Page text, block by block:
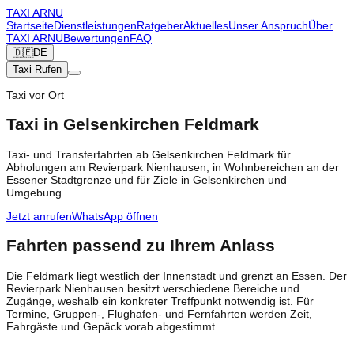
TAXI ARNU
StartseiteDienstleistungenRatgeberAktuellesUnser AnspruchÜber
TAXI ARNUBewertungenFAQ
🇩🇪DE
Taxi Rufen
Taxi vor Ort
Taxi in Gelsenkirchen Feldmark
Taxi- und Transferfahrten ab Gelsenkirchen Feldmark für
Abholungen am Revierpark Nienhausen, in Wohnbereichen an der
Essener Stadtgrenze und für Ziele in Gelsenkirchen und
Umgebung.
Jetzt anrufenWhatsApp öffnen
Fahrten passend zu Ihrem Anlass
Die Feldmark liegt westlich der Innenstadt und grenzt an Essen. Der
Revierpark Nienhausen besitzt verschiedene Bereiche und
Zugänge, weshalb ein konkreter Treffpunkt notwendig ist. Für
Termine, Gruppen-, Flughafen- und Fernfahrten werden Zeit,
Fahrgäste und Gepäck vorab abgestimmt.